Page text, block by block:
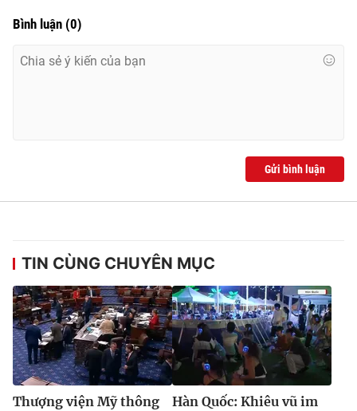
Bình luận (0)
Gửi bình luận
TIN CÙNG CHUYÊN MỤC
Thượng viện Mỹ thông
Hàn Quốc: Khiêu vũ im